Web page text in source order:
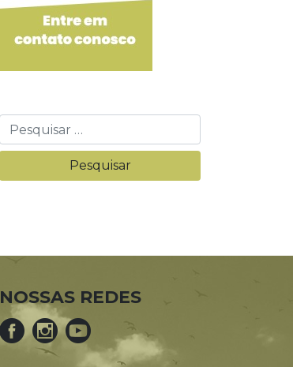
NOSSAS REDES